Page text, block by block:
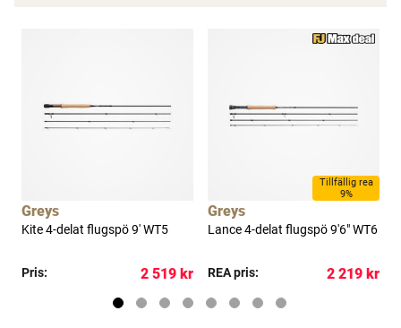
Greys
Kite 4-delat flugspö 9' WT5
Pris: 2 519 kr
Tillfällig rea
9%
Greys
Lance 4-delat flugspö 9'6" WT6
REA pris: 2 219 kr